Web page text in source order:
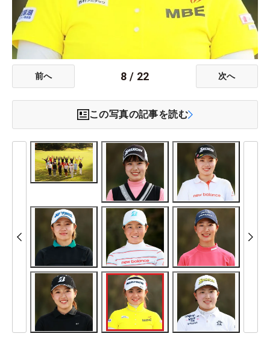
前へ 8 / 22 次へ
この写真の記事を読む